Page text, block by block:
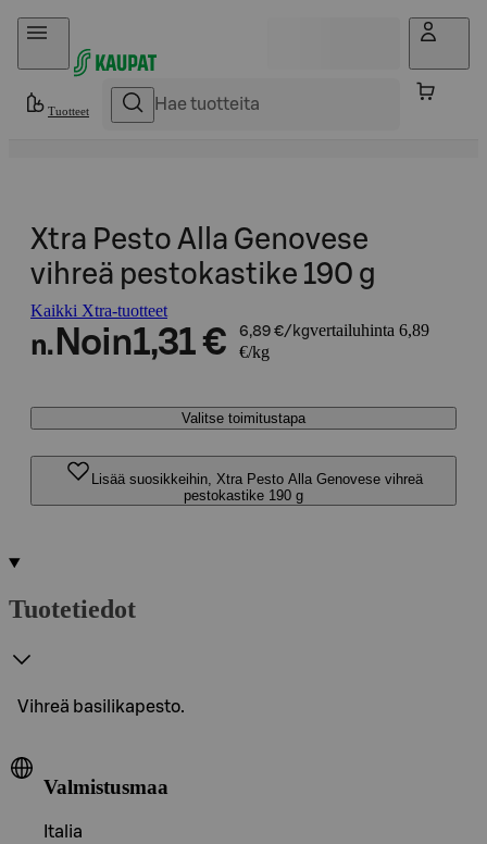
Hyppää sisältöön
Tuotteet
Xtra Pesto Alla Genovese
vihreä pestokastike 190 g
Kaikki Xtra-tuotteet
n. Noin1,31 € 6,89 €/kgvertailuhinta 6,89
€/kg
Valitse toimitustapa
Lisää suosikkeihin, Xtra Pesto Alla Genovese vihreä
pestokastike 190 g
Tuotetiedot
Vihreä basilikapesto.
Valmistusmaa
Italia